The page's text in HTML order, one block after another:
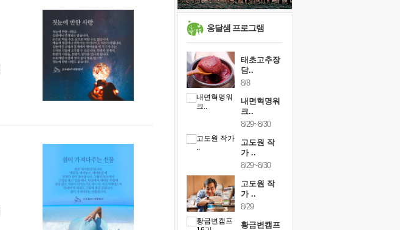
거울 속의 나
희망이란
'모른다'는 것
옹달샘 프로그램
여행
9/24~9/26
건강명상법
10/9~10/10
내면혁명워
황금변캠프
10/30~10/31
통증잡는워
태초고추장
담..
8/8
내면혁명워
크..
8/29~8/30
고도원 작
가 ..
8/29~8/30
고도원 작
가 ..
8/29
황금변캠프